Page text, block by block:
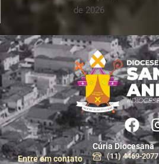
de 2026
Entre em contato
Cúria Diocesana
(11) 4469-2077